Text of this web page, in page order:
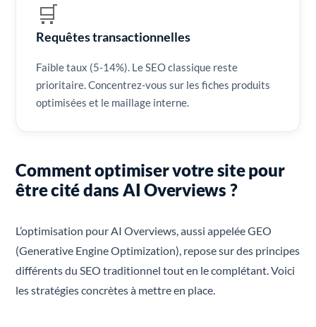
🛒
Requêtes transactionnelles
Faible taux (5-14%). Le SEO classique reste
prioritaire. Concentrez-vous sur les fiches produits
optimisées et le maillage interne.
Comment optimiser votre site pour
être cité dans AI Overviews ?
L’optimisation pour AI Overviews, aussi appelée GEO
(Generative Engine Optimization), repose sur des principes
différents du SEO traditionnel tout en le complétant. Voici
les stratégies concrètes à mettre en place.